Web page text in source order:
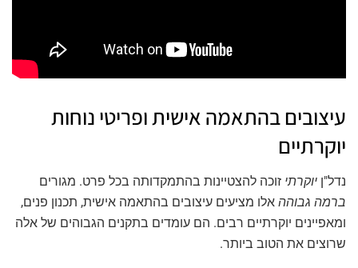
עיצובים בהתאמה אישית ופריטי נוחות
יוקרתיים
נדל"ן יוקרתי זוכה להצטיינות בהתמקדותה בכל פרט. מגורים
ברמה גבוהה אלו מציעים עיצובים בהתאמה אישית, תכנון פנים,
ומאפיינים יוקרתיים רבים. הם עומדים בתקנים הגבוהים של אלה
שרוצים את הטוב ביותר.